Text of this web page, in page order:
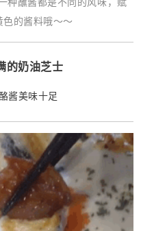
种蘸酱都是不同的风味，赋
的酱料哦～～
的奶油芝士
酱美味十足